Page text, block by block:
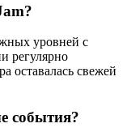
уровней с
регулярно
оставалась свежей
события?